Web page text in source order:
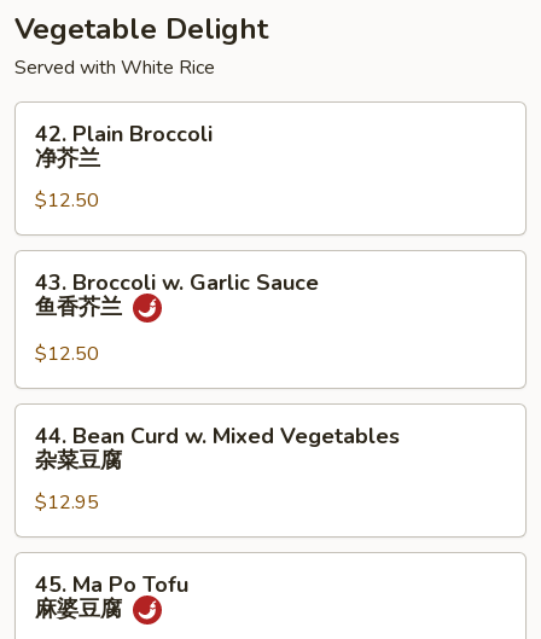
楼
米
粉
Vegetable Delight
Served with White Rice
Plain
Broccoli
芥
兰
42. Plain Broccoli
净芥兰
$12.50
Broccoli
Garlic
Sauce
鱼
43. Broccoli w. Garlic Sauce
鱼香芥兰
$12.50
Bean
Curd
Mixed
Vegetables
44. Bean Curd w. Mixed Vegetables
杂菜豆腐
$12.95
Ma
Po
45. Ma Po Tofu
麻婆豆腐